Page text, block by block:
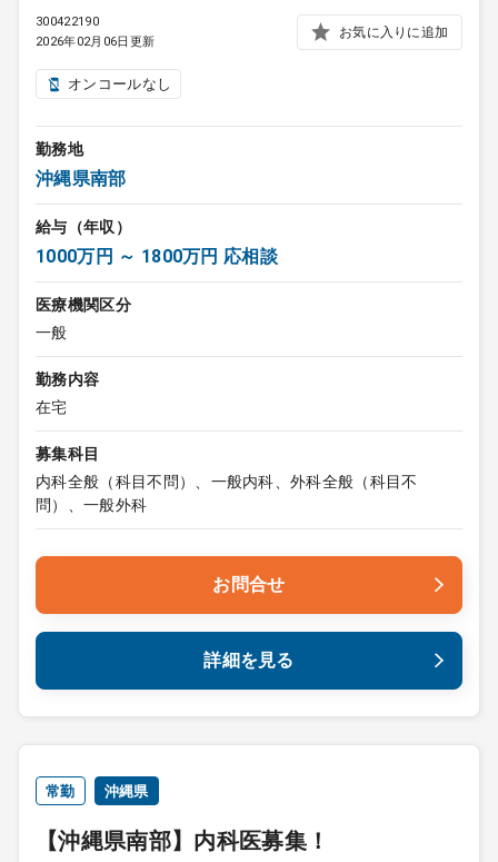
300422190
2026年02月06日更新
お気に入りに追加
オンコールなし
勤務地
沖縄県南部
給与（年収）
1000万円 ～ 1800万円 応相談
医療機関区分
一般
勤務内容
在宅
募集科目
内科全般（科目不問）、一般内科、外科全般（科目不
問）、一般外科
お問合せ
詳細を見る
常勤 沖縄県
【沖縄県南部】内科医募集！